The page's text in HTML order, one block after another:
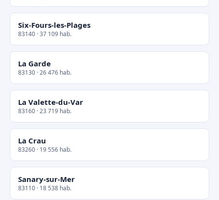
Six-Fours-les-Plages
83140 · 37 109 hab.
La Garde
83130 · 26 476 hab.
La Valette-du-Var
83160 · 23 719 hab.
La Crau
83260 · 19 556 hab.
Sanary-sur-Mer
83110 · 18 538 hab.